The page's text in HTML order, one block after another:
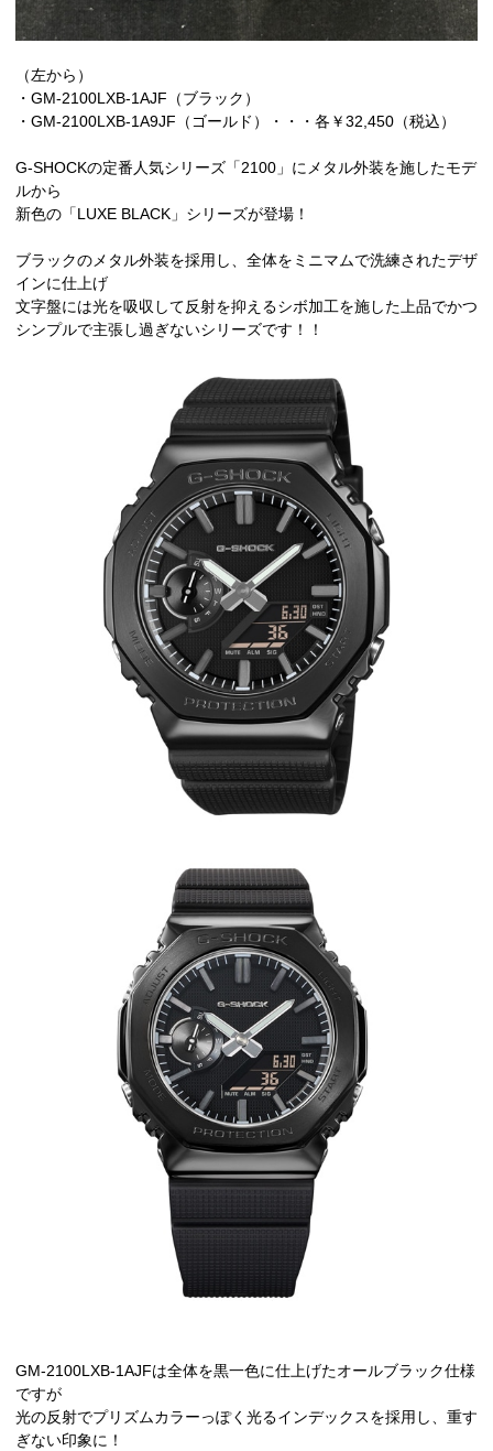
（左から）
・GM-2100LXB-1AJF（ブラック）
・GM-2100LXB-1A9JF（ゴールド）・・・各￥32,450（税込）
G-SHOCKの定番人気シリーズ「2100」にメタル外装を施したモデ
ルから
新色の「LUXE BLACK」シリーズが登場！
ブラックのメタル外装を採用し、全体をミニマムで洗練されたデザ
インに仕上げ
文字盤には光を吸収して反射を抑えるシボ加工を施した上品でかつ
シンプルで主張し過ぎないシリーズです！！
GM-2100LXB-1AJFは全体を黒一色に仕上げたオールブラック仕様
ですが
光の反射でプリズムカラーっぽく光るインデックスを採用し、重す
ぎない印象に！